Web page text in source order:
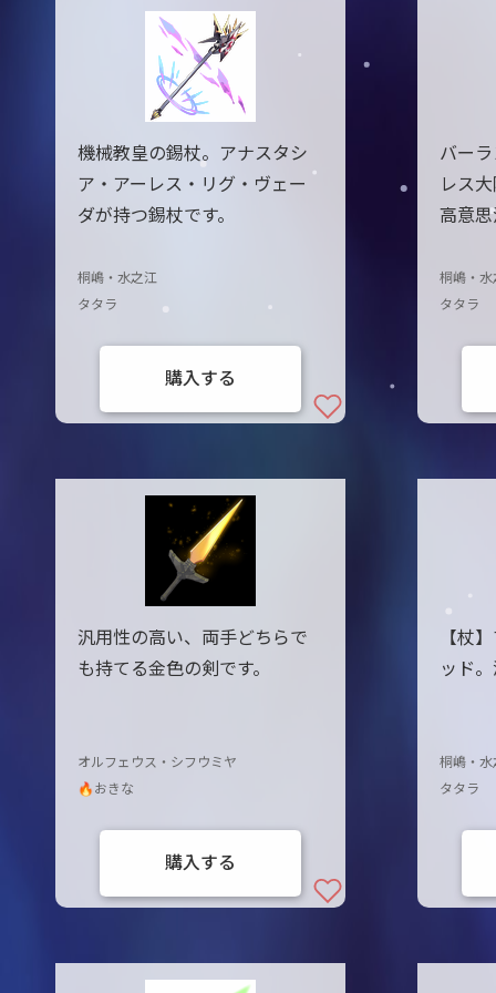
機械教皇の錫杖。アナスタシ
ア・アーレス・リグ・ヴェー
ダが持つ錫杖です。
桐嶋・水之江
タタラ
購入する
バー
レス
高意
桐嶋・水
タタラ
汎用性の高い、両手どちらで
も持てる金色の剣です。
オルフェウス・シフウミヤ
🔥おきな
購入する
【杖
ッド
桐嶋・水
タタラ